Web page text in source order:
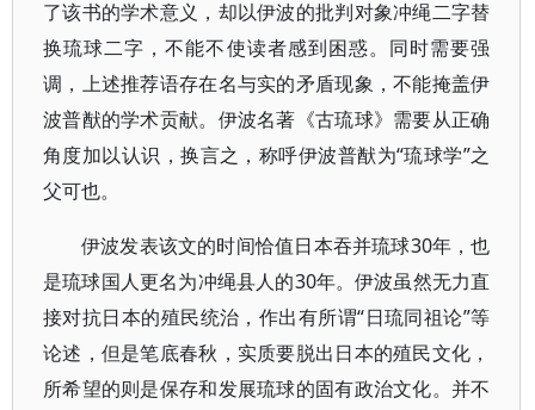
了该书的学术意义，却以伊波的批判对象冲绳二字替
换琉球二字，不能不使读者感到困惑。同时需要强
调，上述推荐语存在名与实的矛盾现象，不能掩盖伊
波普猷的学术贡献。伊波名著《古琉球》需要从正确
角度加以认识，换言之，称呼伊波普猷为“琉球学”之
父可也。
伊波发表该文的时间恰值日本吞并琉球30年，也
是琉球国人更名为冲绳县人的30年。伊波虽然无力直
接对抗日本的殖民统治，作出有所谓“日琉同祖论”等
论述，但是笔底春秋，实质要脱出日本的殖民文化，
所希望的则是保存和发展琉球的固有政治文化。并不